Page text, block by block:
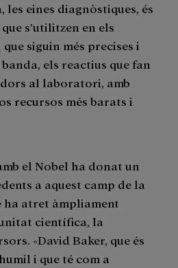
les eines diagnòstiques, és
s’utilitzen en els
siguin més precises i
els reactius que fan
al laboratori, amb
recursos més barats i
el Nobel ha donat un
a aquest camp de la
ha atret àmpliament
científica, la
«David Baker, que és
i que té com a